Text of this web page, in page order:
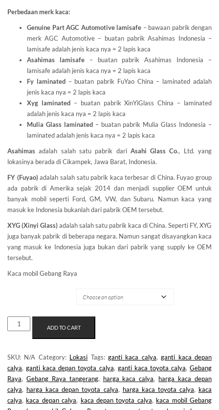
Perbedaan merk kaca:
Genuine Part AGC Automotive lamisafe – bawaan pabrik dengan
merk AGC Automotive – buatan pabrik Asahimas Indonesia –
lamisafe adalah jenis kaca nya = 2 lapis kaca
Asahimas lamisafe– buatan pabrik Asahimas Indonesia –
lamisafe adalah jenis kaca nya = 2 lapis kaca
Fy laminated– buatan pabrik FuYao China – laminated adalah
jenis kaca nya = 2 lapis kaca
Xyg laminated– buatan pabrik XinYiGlass China – laminated
adalah jenis kaca nya = 2 lapis kaca
Mulia Glass laminated– buatan pabrik Mulia Glass Indonesia –
laminated adalah jenis kaca nya = 2 lapis kaca
Asahimasadalah salah satu pabrik dari Asahi Glass Co., Ltd. yang
lokasinya berada di Cikampek, Jawa Barat, Indonesia.
FY (Fuyao)adalah salah satu pabrik kaca terbesar di China. Fuyao group
ada pabrik di Amerika sejak 2014 dan menjadi supplier OEM untuk
banyak mobil seperti Ford, GM, VW, dan Subaru. Namun kaca yang
masuk ke Indonesia bukanlah dari pabrik OEM tersebut.
XYG (Xinyi Glass)adalah salah satu pabrik kaca di China. Seperti FY, XYG
juga banyak pabrik di beberapa negara. Namun sangat disayangkan kaca
yang masuk ke Indonesia juga bukan dari pabrik yang supply ke OEM
tersebut.
Kaca mobil Gebang Raya
KACA
MOBIL
RAYA
QUANTITY
ADD TO CART
SKU: N/A Category: Lokasi Tags:ganti kaca calya,ganti kaca depan
calya,ganti kaca depan toyota calya, ganti kaca toyota calya,Gebang
Raya, Gebang Raya tangerang, harga kaca calya, harga kaca depan
calya, harga kaca depan toyota calya, harga kaca toyota calya, kaca
calya, kaca depan calya, kaca depan toyota calya, kaca mobil Gebang